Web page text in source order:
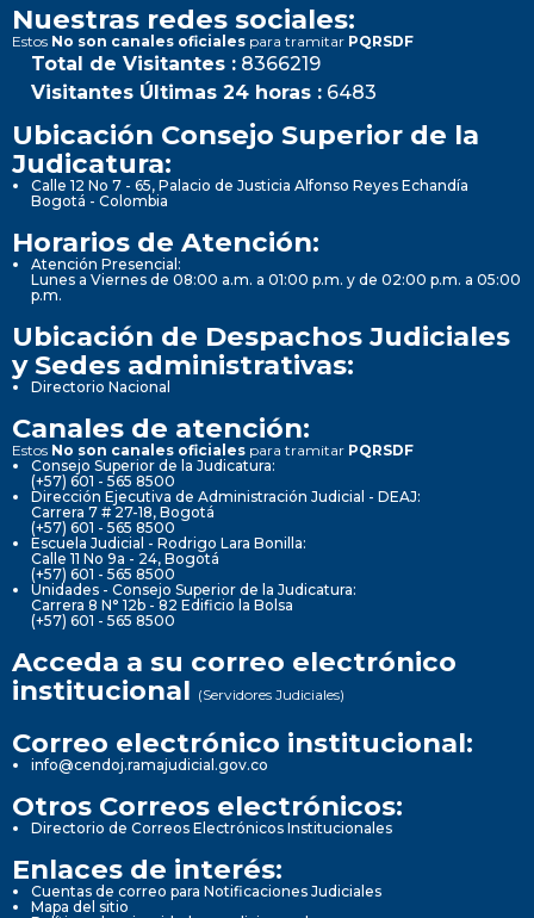
Nuestras redes sociales:
Estos No son canales oficiales para tramitar PQRSDF
Total de Visitantes : 8366219
Visitantes Últimas 24 horas : 6483
Ubicación Consejo Superior de la
Judicatura:
Calle 12 No 7 - 65, Palacio de Justicia Alfonso Reyes Echandía
Bogotá - Colombia
Horarios de Atención:
Atención Presencial:
Lunes a Viernes de 08:00 a.m. a 01:00 p.m. y de 02:00 p.m. a 05:00
p.m.
Ubicación de Despachos Judiciales
y Sedes administrativas:
Directorio Nacional
Canales de atención:
Estos No son canales oficiales para tramitar PQRSDF
Consejo Superior de la Judicatura:
(+57) 601 - 565 8500
Dirección Ejecutiva de Administración Judicial - DEAJ:
Carrera 7 # 27-18, Bogotá
(+57) 601 - 565 8500
Escuela Judicial - Rodrigo Lara Bonilla:
Calle 11 No 9a - 24, Bogotá
(+57) 601 - 565 8500
Unidades - Consejo Superior de la Judicatura:
Carrera 8 N° 12b - 82 Edificio la Bolsa
(+57) 601 - 565 8500
Acceda a su correo electrónico
institucional (Servidores Judiciales)
Correo electrónico institucional:
info@cendoj.ramajudicial.gov.co
Otros Correos electrónicos:
Directorio de Correos Electrónicos Institucionales
Enlaces de interés:
Cuentas de correo para Notificaciones Judiciales
Mapa del sitio